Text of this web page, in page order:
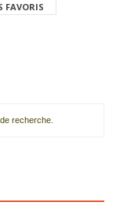
FAVORIS
recherche.